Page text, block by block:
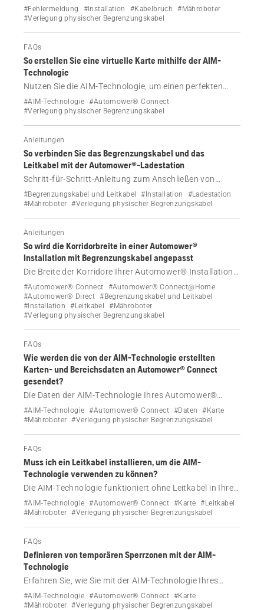
Blinklicht an der Ladestation? Sehen Sie sich unser
Video an und befolgen Sie unsere Schritt-für-Schritt-
#Fehlermeldung #Installation #Kabelbruch
#Mähroboter
#Verlegung physischer Begrenzungskabel
FAQs
So erstellen Sie eine virtuelle Karte mithilfe der AIM-
Technologie
Nutzen Sie die AIM-Technologie, um einen perfekten
Überblick und eine perfekte Kontrolle über Ihren Rasen
und Ihren Automower® Mähroboter mit physischem
#AIM-Technologie
#Automower® Connect
#Verlegung physischer Begrenzungskabel
Anleitungen
So verbinden Sie das Begrenzungskabel und das
Leitkabel mit der Automower®-Ladestation
Schritt-für-Schritt-Anleitung zum Anschließen von
Begrenzungs- und Leitkabeln an die Ladestation für
Ihren Husqvarna Automower® Mähroboter,
#Begrenzungskabel und Leitkabel #Installation
#Ladestation
#Mähroboter
#Verlegung physischer Begrenzungskabel
Anleitungen
So wird die Korridorbreite in einer Automower®
Installation mit Begrenzungskabel angepasst
Die Breite der Korridore Ihrer Automower® Installation
mit physischem Begrenzungskabel wird automatisch
angepasst, kann aber manuell eingestellt werden.
Erfahren Sie, wie.
#Automower® Connect
#Automower® Connect@Home
#Automower® Direct #Begrenzungskabel und Leitkabel
#Installation
#Leitkabel
#Mähroboter
#Verlegung physischer Begrenzungskabel
FAQs
Wie werden die von der AIM-Technologie erstellten
Karten- und Bereichsdaten an Automower® Connect
gesendet?
Die Daten der AIM-Technologie Ihres Automower®
Mähroboters mit physischem Begrenzungskabel werden
über WLAN oder mithilfe von Mobilfunktechnologie an
#AIM-Technologie #Automower® Connect #Daten
#Karte
#Mähroboter
#Verlegung physischer Begrenzungskabel
FAQs
Muss ich ein Leitkabel installieren, um die AIM-
Technologie verwenden zu können?
Die AIM-Technologie funktioniert ohne Leitkabel in Ihrer
Automower® Mähroboter-Installation mit einem
physischen Begrenzungskabel, ist aber nicht so
#AIM-Technologie #Automower® Connect #Karte
#Leitkabel
#Mähroboter
#Verlegung physischer Begrenzungskabel
FAQs
Definieren von temporären Sperrzonen mit der AIM-
Technologie
Erfahren Sie, wie Sie mit der AIM-Technologie Ihres
Automower® Mähroboters ausgeschlossene Bereiche
mit einem physischen Begrenzungskabel erstellen.
#AIM-Technologie #Automower® Connect #Karte
#Mähroboter
#Verlegung physischer Begrenzungskabel